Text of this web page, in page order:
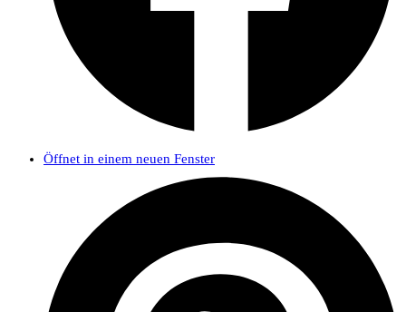
Öffnet in einem neuen Fenster